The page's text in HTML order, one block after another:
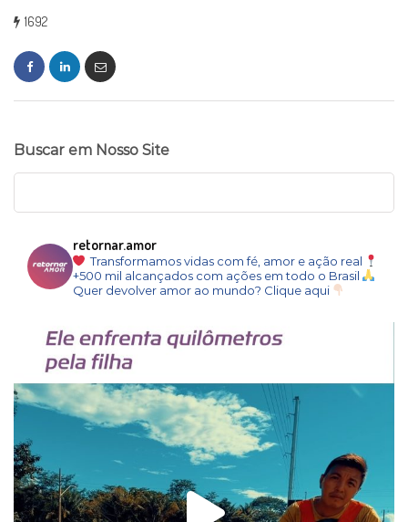
1692
Buscar em Nosso Site
retornar.amor
Transformamos vidas com fé, amor e ação real
+500 mil alcançados com ações em todo o Brasil
Quer devolver amor ao mundo? Clique aqui